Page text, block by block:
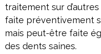
traitement sur
faite préventivement
mais peut-être faite
des dents saines.